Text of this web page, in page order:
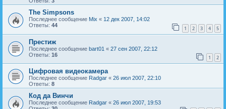
The Simpsons
Последнее сообщение Mix « 12 дек 2007, 14:02
Ответы: 44 1 2 3 4 5
Престиж
Последнее сообщение bart01 « 27 сен 2007, 22:12
Ответы: 16 1 2
Цифровая видеокамера
Последнее сообщение Radgar « 26 июл 2007, 22:10
Ответы: 8
Код да Винчи
Последнее сообщение Radgar « 26 июл 2007, 19:53